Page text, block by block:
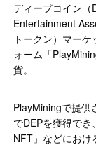
ディープコイン（
Entertainment
トークン）マー
ォーム「
貨。
PlayMiningで提供
でDEPを獲得で
NFT」などにおけ